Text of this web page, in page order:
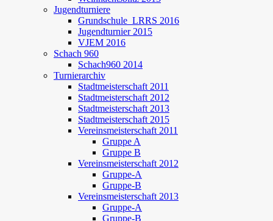
Jugendturniere
Grundschule_LRRS 2016
Jugendturnier 2015
VJEM 2016
Schach 960
Schach960 2014
Turnierarchiv
Stadtmeisterschaft 2011
Stadtmeisterschaft 2012
Stadtmeisterschaft 2013
Stadtmeisterschaft 2015
Vereinsmeisterschaft 2011
Gruppe A
Gruppe B
Vereinsmeisterschaft 2012
Gruppe-A
Gruppe-B
Vereinsmeisterschaft 2013
Gruppe-A
Gruppe-B